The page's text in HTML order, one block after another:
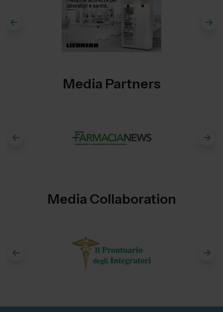
Media Partners
Media Collaboration